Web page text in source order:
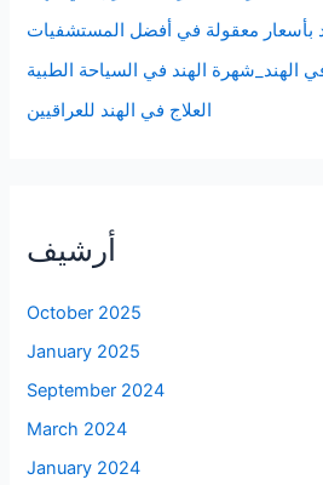
بأسعار معقولة في أفضل المستشفيات
الهند_شهرة الهند في السياحة الطبية
العلاج في الهند للعراقيين
أرشيف
October 2025
January 2025
September 2024
March 2024
January 2024